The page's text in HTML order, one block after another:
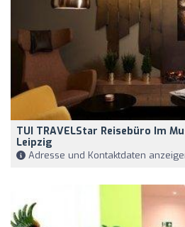
TUI TRAVELStar Reisebüro Im
Leipzig
Adresse und Kontaktdaten